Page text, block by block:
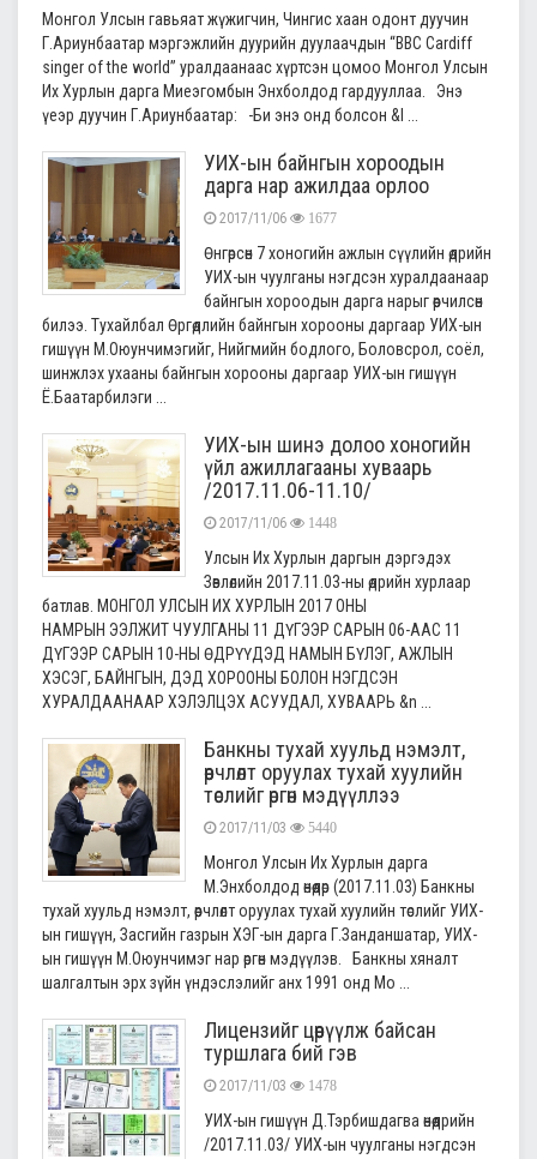
Монгол Улсын гавьяат жүжигчин, Чингис хаан одонт дуучин
Г.Ариунбаатар мэргэжлийн дуурийн дуулаачдын “ВВС Cardiff
singer of the world” уралдаанаас хүртсэн цомоо Монгол Улсын
Их Хурлын дарга Миеэгомбын Энхболдод гардууллаа. Энэ
үеэр дуучин Г.Ариунбаатар: -Би энэ онд болсон &l ...
УИХ-ын байнгын хороодын
дарга нар ажилдаа орлоо
2017/11/06 1677
Өнгөрсөн 7 хоногийн ажлын сүүлийн өдрийн
УИХ-ын чуулганы нэгдсэн хуралдаанаар
байнгын хороодын дарга нарыг өөрчилсөн
билээ. Тухайлбал Өргөдлийн байнгын хорооны даргаар УИХ-ын
гишүүн М.Оюунчимэгийг, Нийгмийн бодлого, Боловсрол, соёл,
шинжлэх ухааны байнгын хорооны даргаар УИХ-ын гишүүн
Ё.Баатарбилэги ...
УИХ-ын шинэ долоо хоногийн
үйл ажиллагааны хуваарь
/2017.11.06-11.10/
2017/11/06 1448
Улсын Их Хурлын даргын дэргэдэх
Зөвлөлийн 2017.11.03-ны өдрийн хурлаар
батлав. МОНГОЛ УЛСЫН ИХ ХУРЛЫН 2017 ОНЫ
НАМРЫН ЭЭЛЖИТ ЧУУЛГАНЫ 11 ДҮГЭЭР САРЫН 06-ААС 11
ДҮГЭЭР САРЫН 10-НЫ ӨДРҮҮДЭД НАМЫН БҮЛЭГ, АЖЛЫН
ХЭСЭГ, БАЙНГЫН, ДЭД ХОРООНЫ БОЛОН НЭГДСЭН
ХУРАЛДААНААР ХЭЛЭЛЦЭХ АСУУДАЛ, ХУВААРЬ &n ...
Банкны тухай хуульд нэмэлт,
өөрчлөлт оруулах тухай хуулийн
төслийг өргөн мэдүүллээ
2017/11/03 5440
Монгол Улсын Их Хурлын дарга
М.Энхболдод өнөөдөр (2017.11.03) Банкны
тухай хуульд нэмэлт, өөрчлөлт оруулах тухай хуулийн төслийг УИХ-
ын гишүүн, Засгийн газрын ХЭГ-ын дарга Г.Занданшатар, УИХ-
ын гишүүн М.Оюунчимэг нар өргөн мэдүүлэв. Банкны хяналт
шалгалтын эрх зүйн үндэслэлийг анх 1991 онд Мо ...
Лицензийг цөөрүүлж байсан
туршлага бий гэв
2017/11/03 1478
УИХ-ын гишүүн Д.Тэрбишдагва өнөөдрийн
/2017.11.03/ УИХ-ын чуулганы нэгдсэн